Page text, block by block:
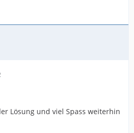
Lösung und viel Spass weiterhin